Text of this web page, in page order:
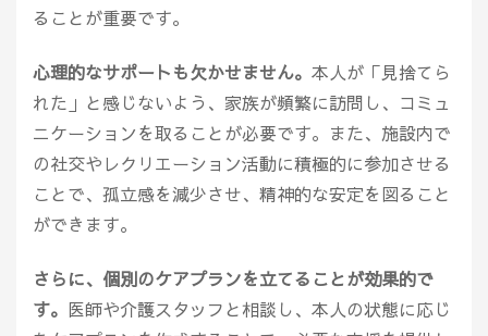
ることが重要です。
心理的なサポートも欠かせません。 本人が「見捨てら
れた」と感じないよう、家族が頻繁に訪問し、コミュ
ニケーションを取ることが必要です。また、施設内で
の社交やレクリエーション活動に積極的に参加させる
ことで、孤立感を減少させ、精神的な安定を図ること
ができます。
さらに、個別のケアプランを立てることが効果的で
す。 医師や介護スタッフと相談し、本人の状態に応じ